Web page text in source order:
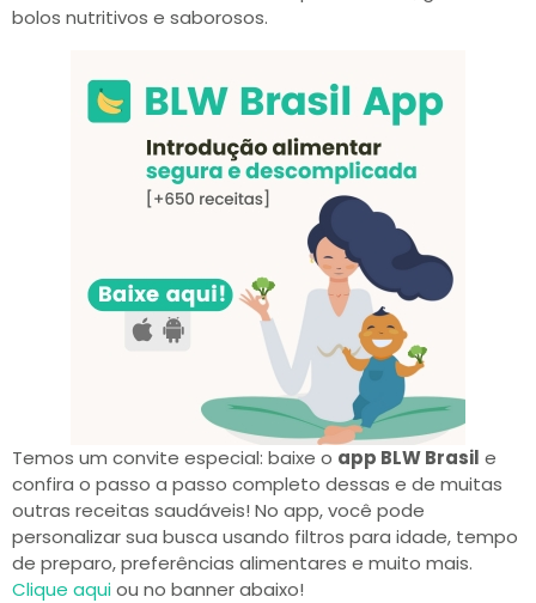
bolos nutritivos e saborosos.
Temos um convite especial: baixe o app BLW Brasil e
confira o passo a passo completo dessas e de muitas
outras receitas saudáveis! No app, você pode
personalizar sua busca usando filtros para idade, tempo
de preparo, preferências alimentares e muito mais.
Clique aquiou no banner abaixo!